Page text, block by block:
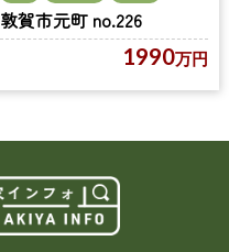
敦賀市元町 no.226
1990万円